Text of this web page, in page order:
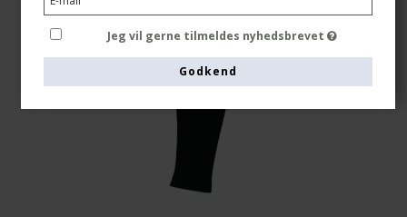
Jeg vil gerne tilmeldes nyhedsbrevet
Godkend